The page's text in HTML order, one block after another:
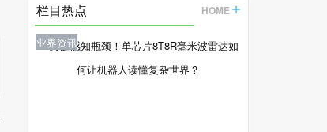
栏目热点 HOME
业界资讯